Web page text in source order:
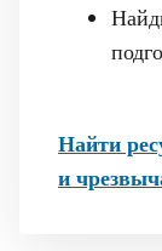
Найти
и